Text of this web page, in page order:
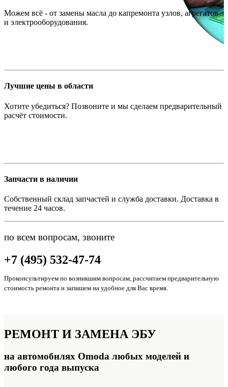
Можем всё - от замены масла до капремонта узлов, агрегатов
и электрооборудования.
Лучшие цены в области
Хотите убедиться? Позвоните и мы сделаем предварительный
расчёт стоимости.
Запчасти в наличии
Собственный склад запчастей и служба доставки. Доставка в
течение 24 часов.
по всем вопросам, звоните
+7 (495) 532-47-74
Проконсультируем по возникшим вопросам, рассчитаем предварительную
стоимость ремонта и запишем на удобное для Вас время.
РЕМОНТ И ЗАМЕНА ЭБУ
на автомобилях Omoda любых моделей и
любого года выпуска